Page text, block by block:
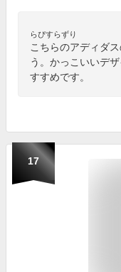
らぴすらずり
こちらのアディダ
う。かっこいいデ
すすめです。
17